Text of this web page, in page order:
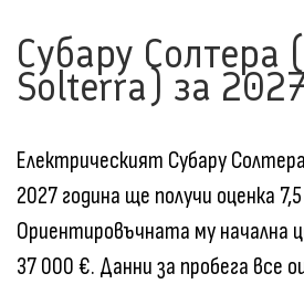
Субару Солтера
Solterra) за
Електрическият Субару
2027 година ще получи оценка
Ориентировъчната му начална
37 000 €. Данни за пробега все